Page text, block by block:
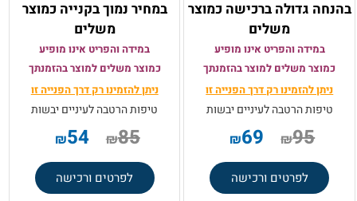
בהנחה גדולה ברכישה כמוצר
משלים
במידה והפריט אינו מופיע
כמוצר משלים למוצר בהזמנתך
ניתן להזמינו רק דרך הפנייה זו
טיפות הרטבה לעיניים יבשות
₪95
₪69
לפרטים ורכישה
במחיר נמוך בקנייה כמוצר
משלים
במידה והפריט אינו מופיע
כמוצר משלים למוצר בהזמנתך
ניתן להזמינו רק דרך הפנייה זו
טיפות הרטבה לעיניים יבשות
₪85
₪54
לפרטים ורכישה